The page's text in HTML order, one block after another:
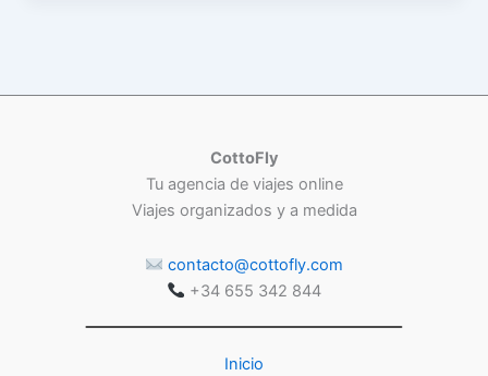
CottoFly
Tu agencia de viajes online
Viajes organizados y a medida
contacto@cottofly.com
+34 655 342 844
Inicio